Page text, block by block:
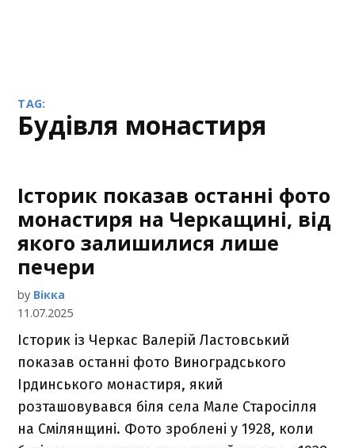
TAG:
будівля монастиря
Історик показав останні фото
монастиря на Черкащині, від
якого залишилися лише
печери
by Вікка
11.07.2025
Історик із Черкас Валерій Ластовський
показав останні фото Виноградського
Ірдинського монастиря, який
розташовувався біля села Мале Старосілля
на Смілянщині. Фото зроблені у 1928, коли